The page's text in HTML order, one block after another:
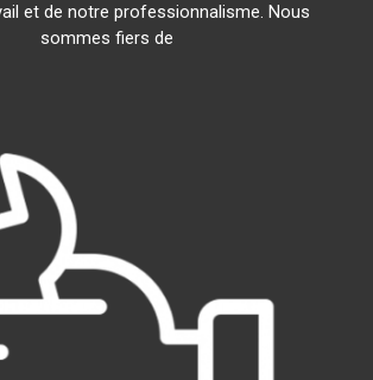
et de notre professionnalisme. Nous
sommes fiers de